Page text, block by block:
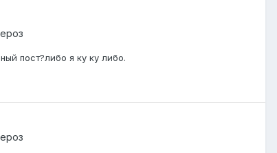
пост?либо я ку ку либо.